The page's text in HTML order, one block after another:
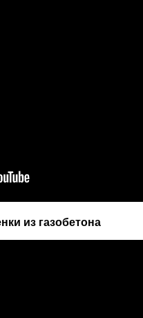
из газобетона